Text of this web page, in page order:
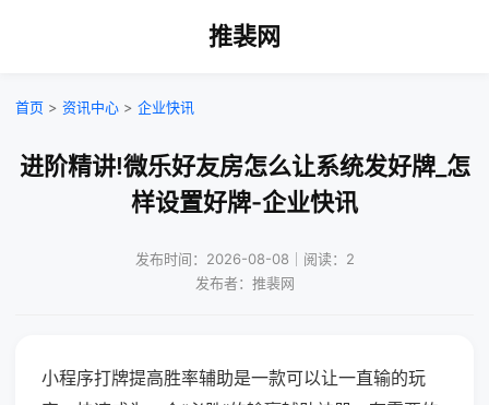
推裴网
首页 > 资讯中心 > 企业快讯
进阶精讲!微乐好友房怎么让系统发好牌_怎
样设置好牌-企业快讯
发布时间：2026-08-08｜阅读：2
发布者：推裴网
小程序打牌提高胜率辅助是一款可以让一直输的玩